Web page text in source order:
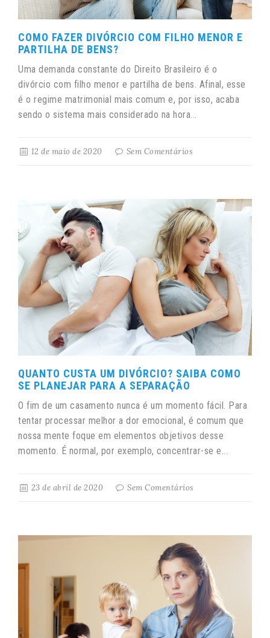
COMO FAZER DIVÓRCIO COM FILHO MENOR E
PARTILHA DE BENS?
Uma demanda constante do Direito Brasileiro é o
divórcio com filho menor e partilha de bens. Afinal, esse
é o regime matrimonial mais comum e, por isso, acaba
sendo o sistema mais considerado na hora...
12 de maio de 2020 Sem Comentários
QUANTO CUSTA UM DIVÓRCIO? SAIBA COMO
SE PLANEJAR PARA A SEPARAÇÃO
O fim de um casamento nunca é um momento fácil. Para
tentar processar melhor a dor emocional, é comum que
nossa mente foque em elementos objetivos desse
momento. É normal, por exemplo, concentrar-se e...
23 de abril de 2020 Sem Comentários